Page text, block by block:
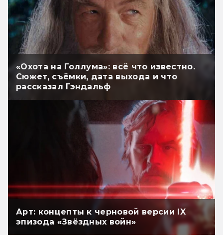
«Охота на Голлума»: всё что известно.
Сюжет, съёмки, дата выхода и что
рассказал Гэндальф
Арт: концепты к черновой версии IX
эпизода «Звёздных войн»